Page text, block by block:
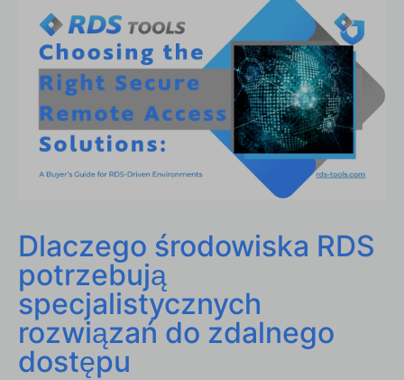
Co należy wziąć pod uwagę przy wyborze
bezpiecznych rozwiązań zdalnego dostępu dla
RDS
Jak ogólne narzędzia zdalne zawodzą
Jak RDS-Tools wspiera bezpieczny dostęp do RDS
5 Bezpiecznych Rozwiązań Zdalnego Dostępu dla
Środowisk RDS w 2025 roku
3. Netwrix Auditor dla serwera Windows
Dlaczego środowiska RDS
potrzebują
specjalistycznych
rozwiązań do zdalnego
dostępu